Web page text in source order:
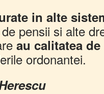
in alte
pensii si alte
au calitatea
ordonantei.